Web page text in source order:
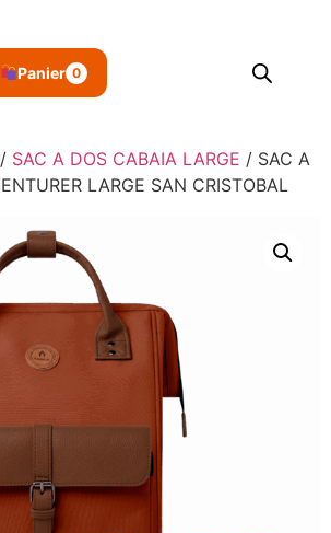
Panier 0
/ SAC A DOS CABAIA LARGE / SAC A
LARGE SAN CRISTOBAL